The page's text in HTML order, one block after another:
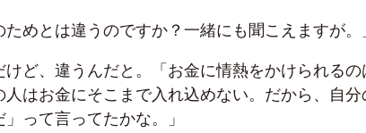
ためとは違うのですか？一緒にも聞こえますが。
けど、違うんだと。「お金に情熱をかけられるの
はお金にそこまで入れ込めない。だから、自分
って言ってたかな。」